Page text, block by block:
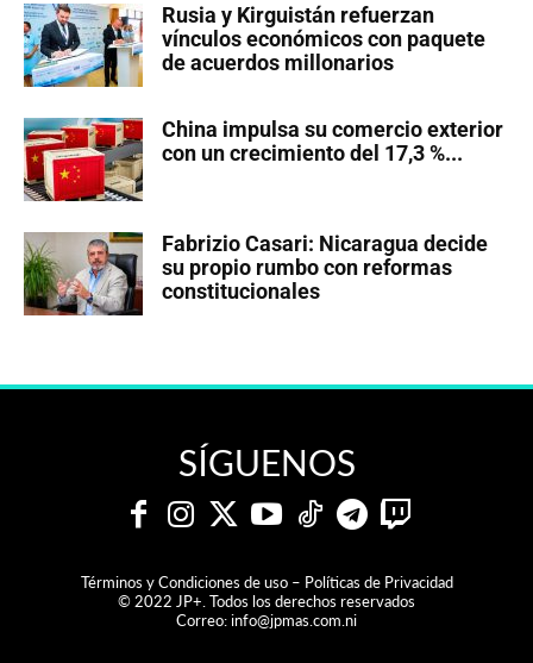
Rusia y Kirguistán refuerzan
vínculos económicos con paquete
de acuerdos millonarios
China impulsa su comercio exterior
con un crecimiento del 17,3 %...
Fabrizio Casari: Nicaragua decide
su propio rumbo con reformas
constitucionales
SÍGUENOS
Términos y Condiciones de uso – Políticas de Privacidad
© 2022 JP+. Todos los derechos reservados
Correo:info@jpmas.com.ni